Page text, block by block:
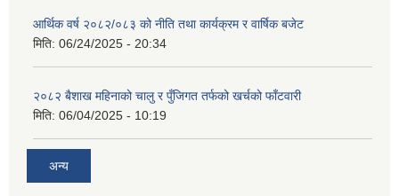
आर्थिक वर्ष २०८२/०८३ को नीति तथा कार्यक्रम र वार्षिक बजेट
मिति: 06/24/2025 - 20:34
२०८२ बैशाख महिनाको चालु र पुँजिगत तर्फको खर्चको फाँटवारी
मिति: 06/04/2025 - 10:19
अन्य